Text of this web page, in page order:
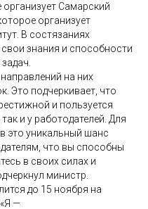
Самарский
организует
В состязаниях
знания и способности
на них
Это подчеркивает, что
и пользуется
и у работодателей. Для
это уникальный шанс
что вы способны
в своих силах и
министр.
до 15 ноября на
—